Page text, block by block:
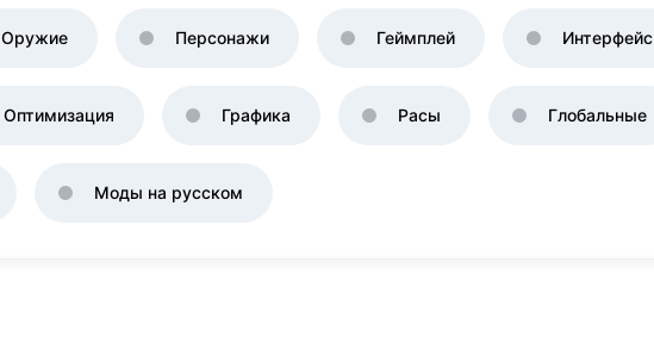
Оружие Персонажи Геймплей Интерфейс
Оптимизация Графика Расы Глобальные
Моды на русском